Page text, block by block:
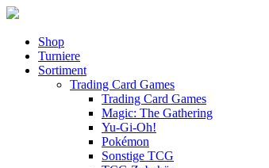
Shop
Turniere
Sortiment
Trading Card Games
Trading Card Games
Magic: The Gathering
Yu-Gi-Oh!
Pokémon
Sonstige TCG